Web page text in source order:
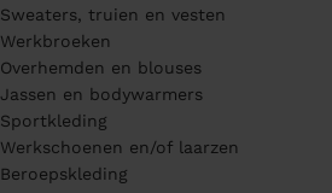
Sweaters, truien en vesten
Werkbroeken
Overhemden en blouses
Jassen en bodywarmers
Sportkleding
Werkschoenen en/of laarzen
Beroepskleding